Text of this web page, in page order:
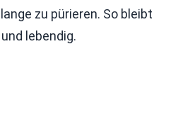
zu pürieren. So bleibt
lebendig.